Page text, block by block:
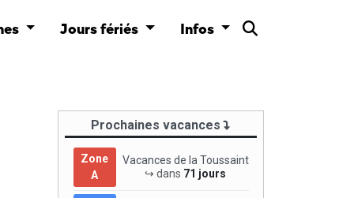
Jours fériés Infos
Prochaines vacances
Zone
A
Vacances de la Toussaint
↪ dans 71 jours